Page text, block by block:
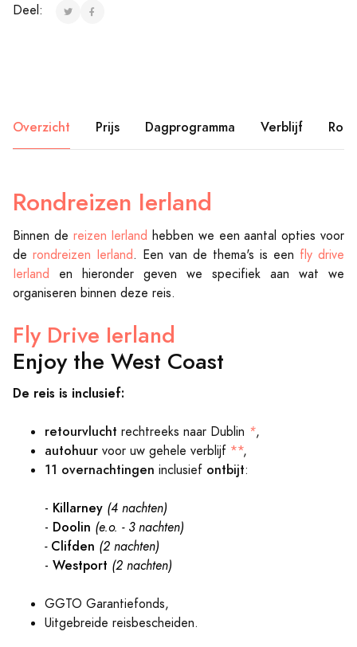
Deel:
Overzicht Prijs Dagprogramma Verblijf
Rondreizen Ierland
Binnen de reizen Ierland hebben we een aantal opties voor
de rondreizen Ierland. Een van de thema's is een fly drive
Ierland en hieronder geven we specifiek aan wat we
organiseren binnen deze reis.
Fly Drive Ierland
Enjoy the West Coast
De reis is inclusief:
retourvlucht rechtreeks naar Dublin *,
autohuur voor uw gehele verblijf **,
11 overnachtingen inclusief ontbijt:
- Killarney (4 nachten)
- Doolin (e.o. - 3 nachten)
- Clifden (2 nachten)
- Westport (2 nachten)
GGTO Garantiefonds,
Uitgebreide reisbescheiden.